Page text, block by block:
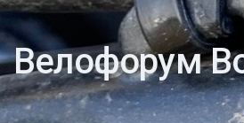
Велофорум